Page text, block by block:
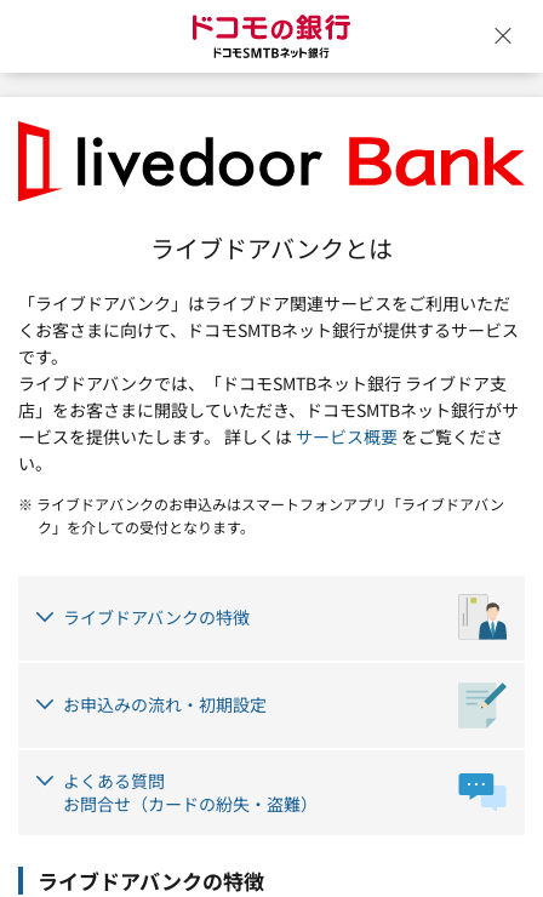
ライブドアバンクとは
「ライブドアバンク」はライブドア関連サービスをご利用いただ
くお客さまに向けて、ドコモSMTBネット銀行が提供するサービス
です。
ライブドアバンクでは、「ドコモSMTBネット銀行 ライブドア支
店」をお客さまに開設していただき、ドコモSMTBネット銀行がサ
ービスを提供いたします。 詳しくは サービス概要 をご覧くださ
い。
※ ライブドアバンクのお申込みはスマートフォンアプリ「ライブドアバン
ク」を介しての受付となります。
ライブドアバンクの特徴
お申込みの流れ・初期設定
よくある質問
お問合せ（カードの紛失・盗難）
ライブドアバンクの特徴